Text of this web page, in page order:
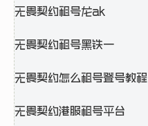
无畏契约租号龙ak
无畏契约租号黑铁一
无畏契约怎么租号登号教程
无畏契约港服租号平台